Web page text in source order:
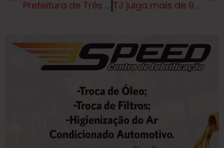
Prefeitura de Três Lagoas inicia, na segunda (13), reforma da rampa para barcos do Balneário Municipal TJ julga mais de 94 mil processos e reduz acervo pelo terceiro ano consecutivo